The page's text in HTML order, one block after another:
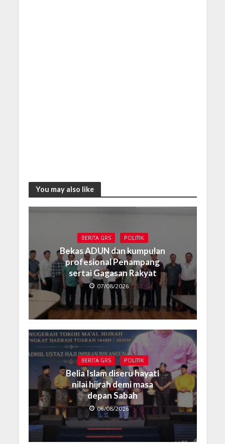
You may also like
BERITA GRS POLITIK
Bekas ADUN dan kumpulan
profesional Penampang
sertai Gagasan Rakyat
07/08/2026
BERITA GRS POLITIK
Belia Islam diseru hayati
nilai hijrah demi masa
depan Sabah
06/08/2026